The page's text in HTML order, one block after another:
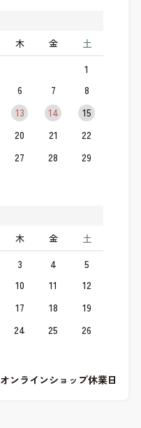
木 金 土
1
6 7
8
13 14
15
20 21
22
27 28
29
木 金 土
3 4
5
10 11
12
17 18
19
24 25
26
オンラインショップ休業日